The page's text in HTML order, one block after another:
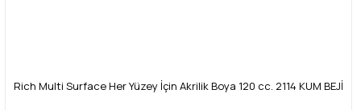
Rich Multi Surface Her Yüzey İçin Akrilik Boya 120 cc. 2114 KUM BEJİ